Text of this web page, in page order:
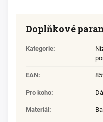
Doplňkové
Kategorie:
EAN:
Pro koho:
Materiál :